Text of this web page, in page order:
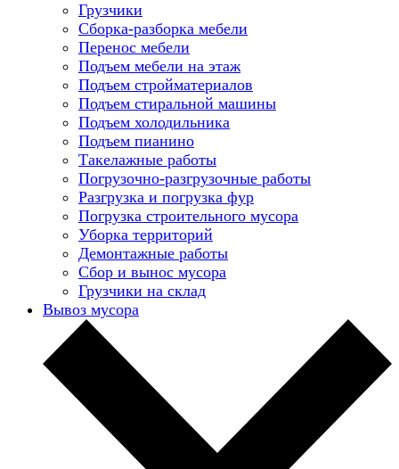
Грузчики
Сборка-разборка мебели
Перенос мебели
Подъем мебели на этаж
Подъем стройматериалов
Подъем стиральной машины
Подъем холодильника
Подъем пианино
Такелажные работы
Погрузочно-разгрузочные работы
Разгрузка и погрузка фур
Погрузка строительного мусора
Уборка территорий
Демонтажные работы
Сбор и вынос мусора
Грузчики на склад
Вывоз мусора